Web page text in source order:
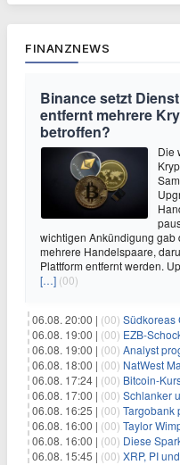
FINANZNEWS
Binance setzt
entfernt mehrere
betroffen?
Die
wichtigen Ankündigung gab
mehrere Handelspaare,
Plattform entfernt werden.
[…] (00)
06.08. 20:00 | (00) Südkoreas Chip-
06.08. 19:00 | (00) EZB-Schock:
06.08. 19:00 | (00) Analyst
06.08. 18:00 | (00) NatWest Markets
06.08. 17:24 | (00) Bitcoin-Kursanalyse:
06.08. 17:00 | (00) Schlanker und
06.08. 16:25 | (00) Targobank
06.08. 16:00 | (00) Taylor Wimpey
06.08. 16:00 | (00) Diese
06.08. 15:45 | (00) XRP, PI und ADA: